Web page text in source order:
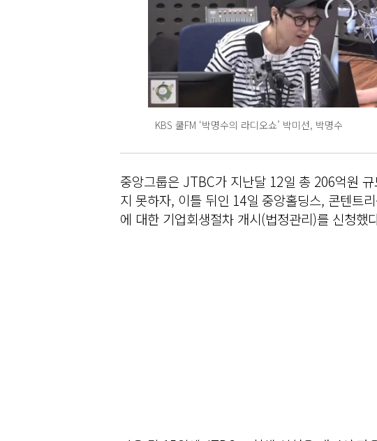
KBS 쿨FM ‘박명수의 라디오쇼’ 박미선, 박명수
중앙그룹은 JTBC가 지난달 12일 총 206억원
지 못하자, 이틀 뒤인 14일 중앙홀딩스, 콘텐트
에 대한 기업회생절차 개시(법정관리)를 신청했